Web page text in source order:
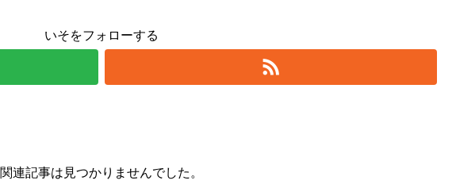
いそをフォローする
関連記事は見つかりませんでした。